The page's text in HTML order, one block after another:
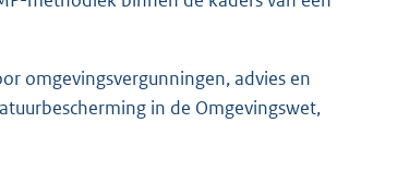
omgevingsvergunningen, advies en
in de Omgevingswet,